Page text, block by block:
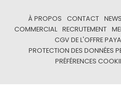
À PROPOS CONTACT
COMMERCIAL
RECRUTEMENT
CGV DE L'OFFRE
PROTECTION DES DONNÉES
PRÉFÉRENCES